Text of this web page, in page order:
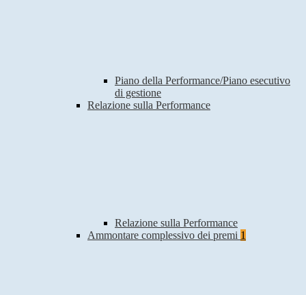
Piano della Performance/Piano esecutivo
di gestione
Relazione sulla Performance
Relazione sulla Performance
Ammontare complessivo dei premi 1